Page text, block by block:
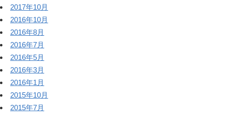
2017年10月
2016年10月
2016年8月
2016年7月
2016年5月
2016年3月
2016年1月
2015年10月
2015年7月